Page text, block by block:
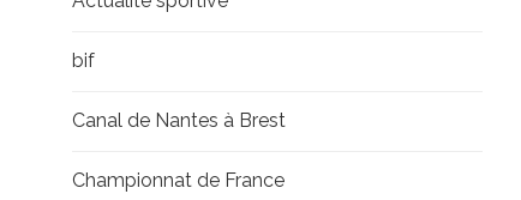
bif
Canal de Nantes à Brest
Championnat de France